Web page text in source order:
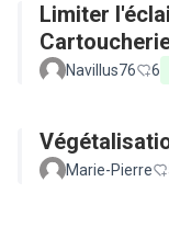
Limiter
Navillus76 6
Marie-Pierre